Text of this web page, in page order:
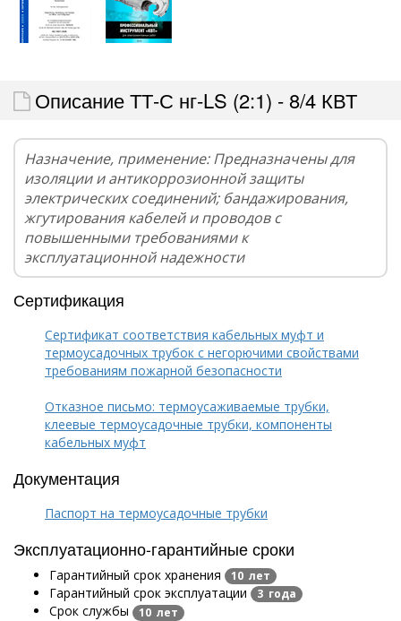
Описание ТТ-С нг-LS (2:1) - 8/4 КВТ
Назначение, применение: Предназначены для
изоляции и антикоррозионной защиты
электрических соединений; бандажирования,
жгутирования кабелей и проводов с
повышенными требованиями к
эксплуатационной надежности
Сертификация
Сертификат соответствия кабельных муфт и
термоусадочных трубок с негорючими свойствами
требованиям пожарной безопасности
Отказное письмо: термоусаживаемые трубки,
клеевые термоусадочные трубки, компоненты
кабельных муфт
Документация
Паспорт на термоусадочные трубки
Эксплуатационно-гарантийные сроки
Гарантийный срок хранения 10 лет
Гарантийный срок эксплуатации 3 года
Срок службы 10 лет